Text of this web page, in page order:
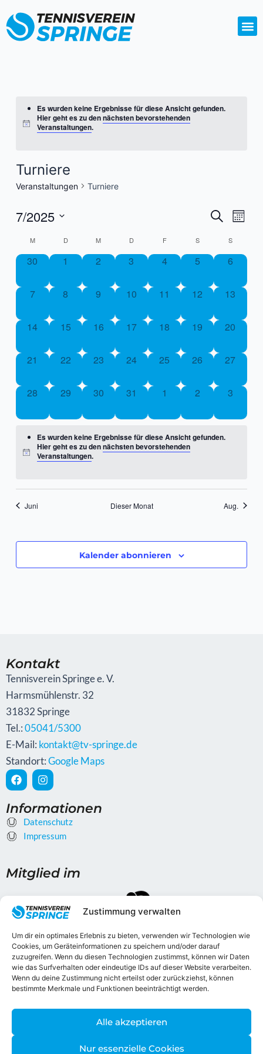
Zustimmung verwalten
Um dir ein optimales Erlebnis zu bieten, verwenden wir Technologien wie
Cookies, um Geräteinformationen zu speichern und/oder darauf
zuzugreifen. Wenn du diesen Technologien zustimmst, können wir Daten
wie das Surfverhalten oder eindeutige IDs auf dieser Website verarbeiten.
Wenn du deine Zustimmung nicht erteilst oder zurückziehst, können
bestimmte Merkmale und Funktionen beeinträchtigt werden.
Alle akzeptieren
Nur essenzielle Cookies
Inhalt
springen
Es wurden keine Ergebnisse für diese Ansicht gefunden.
Hier geht es zu dennächsten bevorstehenden
Veranstaltungen.
Turniere
Veranstaltungen Turniere
Suche
Monat
7/2025
wählen.
Kalender
von
M D M D F S S
0
30
0
1
0
2
0
3
0
4
0
5
0
6
0
7
0
8
0
9
0
10
0
11
0
12
0
13
0
14
0
15
0
16
0
17
0
18
0
19
0
20
0
21
0
22
0
23
0
24
0
25
0
26
0
27
0
28
0
29
0
30
0
31
0
1
0
2
0
3
Es wurden keine Ergebnisse für diese Ansicht gefunden.
Hier geht es zu dennächsten bevorstehenden
Veranstaltungen.
Juni Dieser Monat Aug.
Kalender abonnieren
Kontakt
Tennisverein Springe e. V.
Harmsmühlenstr. 32
31832 Springe
Tel.:05041/5300
E-Mail: kontakt@tv-springe.de
Standort:Google Maps
F
a
e
b
o
o
I
n
t
a
g
r
Informationen
Datenschutz
Impressum
Mitglied im
Gefördert durch
Weitere Förderer